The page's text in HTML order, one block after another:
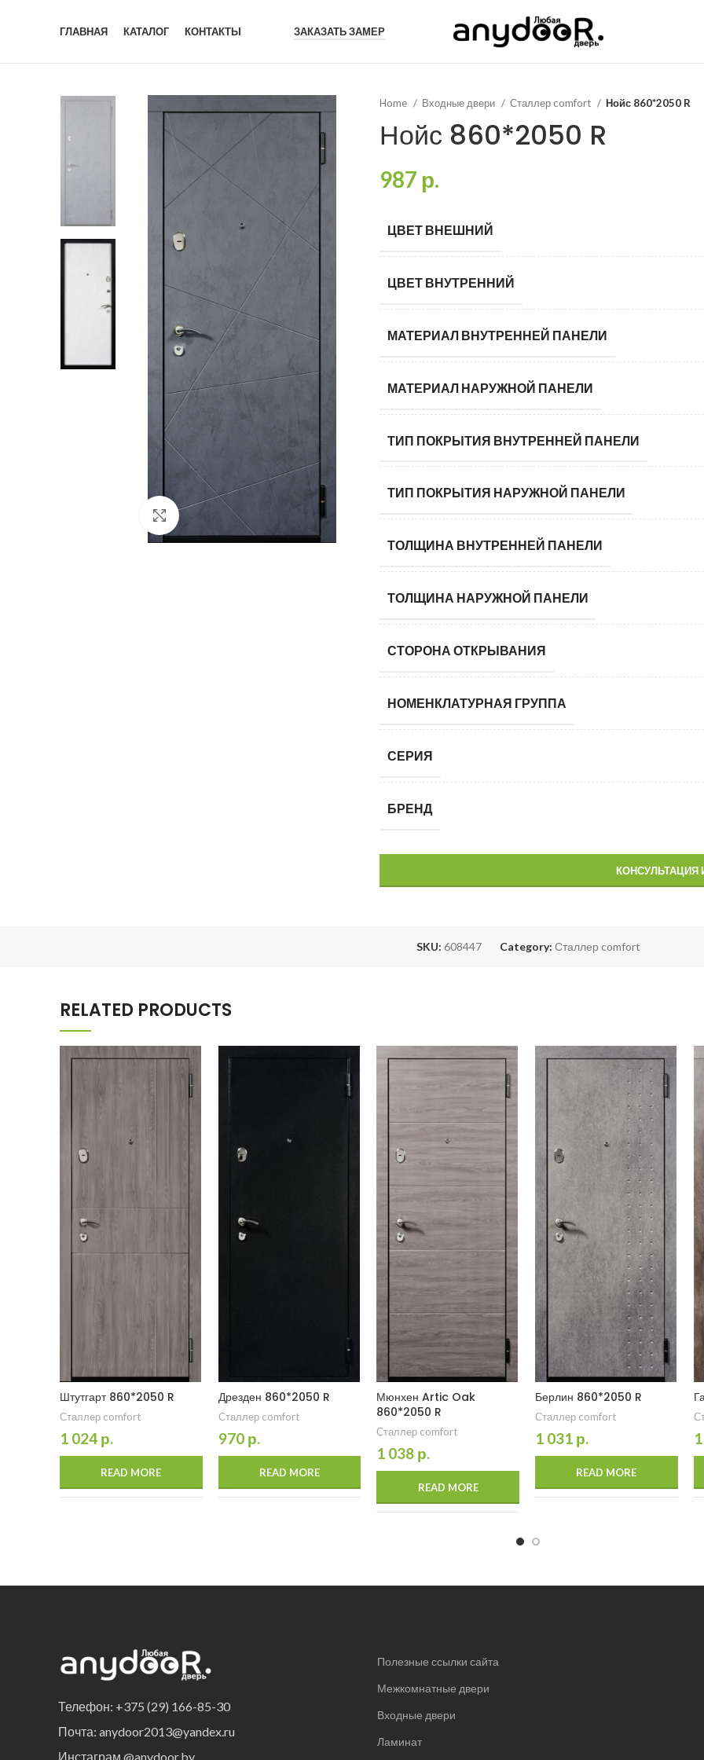
ГЛАВНАЯ КАТАЛОГ КОНТАКТЫ ЗАКАЗАТЬ ЗАМЕР
Click to enlarge
Home Входные двери Сталлер comfort Нойс 860*2050 R
Нойс 860*2050 R
987 р.
ЦВЕТ ВНЕШНИЙ
ЦВЕТ ВНУТРЕННИЙ
МАТЕРИАЛ ВНУТРЕННЕЙ ПАНЕЛИ
МАТЕРИАЛ НАРУЖНОЙ ПАНЕЛИ
ТИП ПОКРЫТИЯ ВНУТРЕННЕЙ ПАНЕЛИ
ТИП ПОКРЫТИЯ НАРУЖНОЙ ПАНЕЛИ
ТОЛЩИНА ВНУТРЕННЕЙ ПАНЕЛИ
ТОЛЩИНА НАРУЖНОЙ ПАНЕЛИ
СТОРОНА ОТКРЫВАНИЯ
НОМЕНКЛАТУРНАЯ ГРУППА
СЕРИЯ
БРЕНД
КОНСУЛЬТАЦИЯ
SKU: 608447 Category: Сталлер comfort
RELATED PRODUCTS
Штутгарт 860*2050 R
Сталлер comfort
1 024 р.
READ MORE
Дрезден 860*2050 R
Сталлер comfort
970 р.
READ MORE
Мюнхен Artic Oak
860*2050 R
Сталлер comfort
1 038 р.
READ MORE
Берлин 860*2050 R
Сталлер comfort
1 031 р.
READ MORE
Телефон: +375 (29) 166-85-30
Почта: anydoor2013@yandex.ru
Инстаграм @anydoor.by
Полезные ссылки сайта
Межкомнатные двери
Входные двери
Ламинат